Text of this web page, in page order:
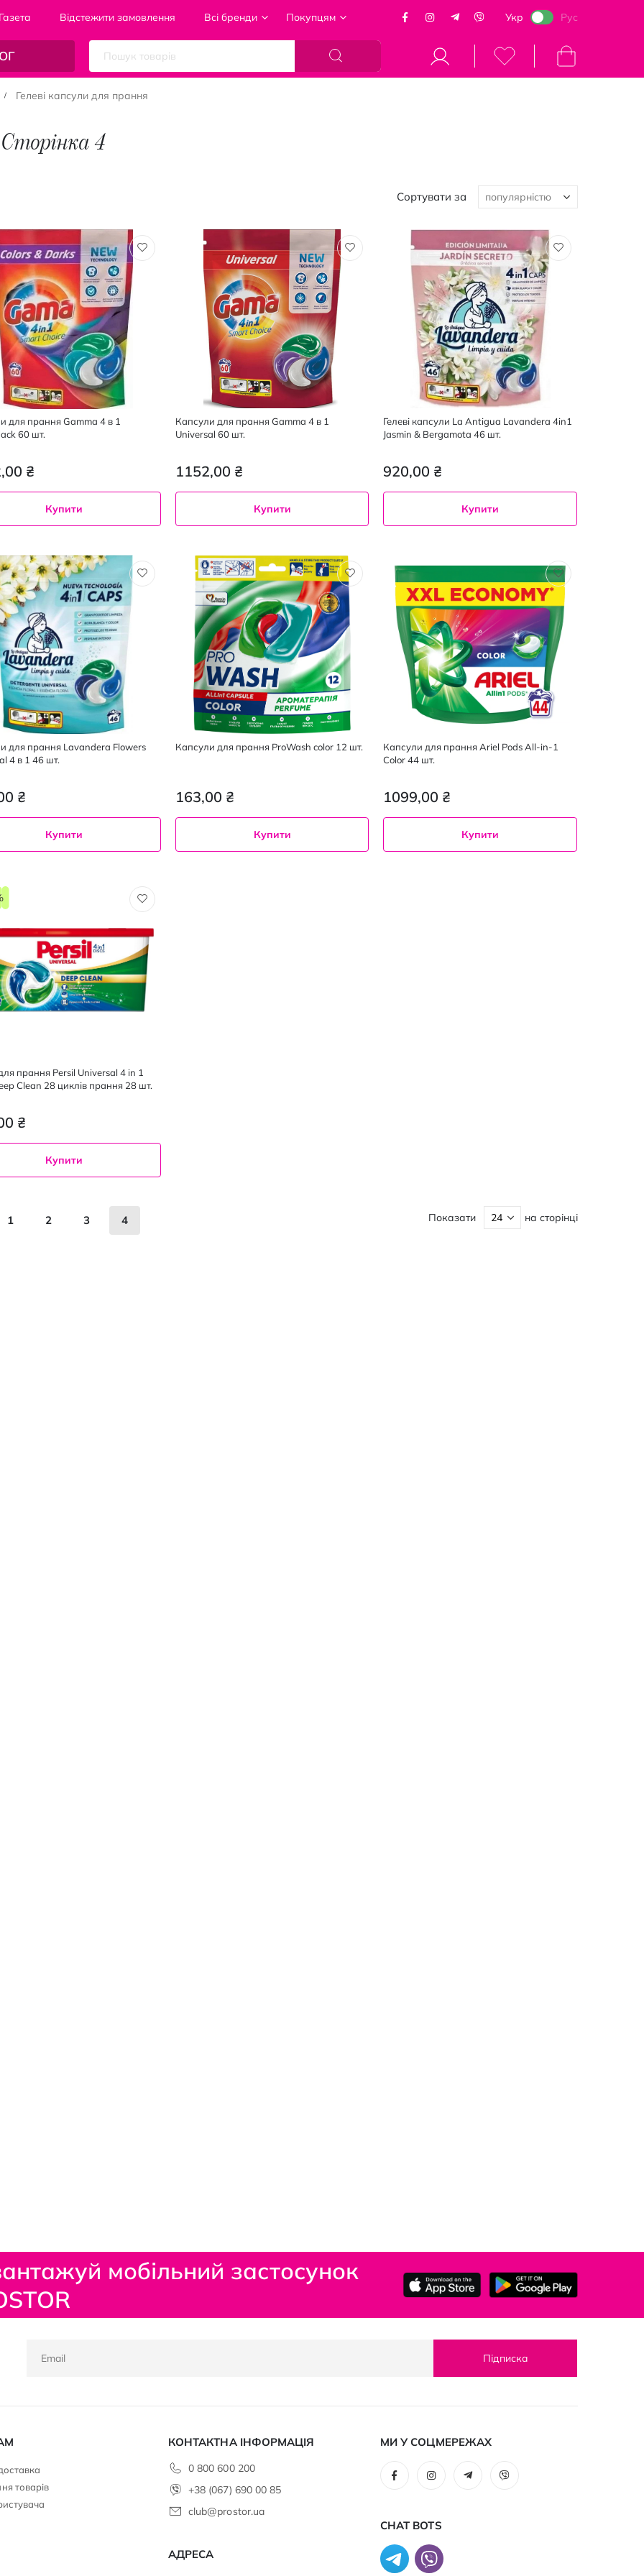
Газета Відстежити замовлення Всі бренди Покупцям Укр Рус
Кошик
Гелеві капсули для прання
4
Сортувати за
для прання Gamma 4 в 1
60 шт.
₴
Купити
Капсули для прання Gamma 4 в 1
Universal 60 шт.
1152,00 ₴
Купити
Гелеві капсули La Antigua Lavandera 4in1
Jasmin & Bergamota 46 шт.
920,00 ₴
Купити
для прання Lavandera Flowers
4 в 1 46 шт.
₴
Купити
Капсули для прання ProWash color 12 шт.
163,00 ₴
Купити
Капсули для прання Ariel Pods All-in-1
Color 44 шт.
1099,00 ₴
Купити
прання Persil Universal 4 in 1
Clean 28 циклів прання 28 шт.
₴
Купити
Сторінка
1 Сторінка
2 Сторінка
3 You're currently reading page
4 Показати на сторінці
мобільний застосунок
Підписка
товарів
КОНТАКТНА ІНФОРМАЦІЯ
0 800 600 200
+38 (067) 690 00 85
club@prostor.ua
АДРЕСА
МИ У СОЦМЕРЕЖАХ
CHAT BOTS